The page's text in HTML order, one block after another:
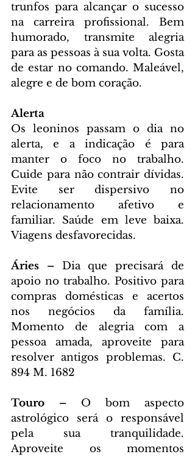
trunfos para alcançar o sucesso
na carreira profissional. Bem
humorado, transmite alegria
para as pessoas à sua volta. Gosta
de estar no comando. Maleável,
alegre e de bom coração.
Alerta
Os leoninos passam o dia no
alerta, e a indicação é para
manter o foco no trabalho.
Cuide para não contrair dívidas.
Evite ser dispersivo no
relacionamento afetivo e
familiar. Saúde em leve baixa.
Viagens desfavorecidas.
Áries – Dia que precisará de
apoio no trabalho. Positivo para
compras domésticas e acertos
nos negócios da família.
Momento de alegria com a
pessoa amada, aproveite para
resolver antigos problemas. C.
894 M. 1682
Touro – O bom aspecto
astrológico será o responsável
pela sua tranquilidade.
Aproveite os momentos